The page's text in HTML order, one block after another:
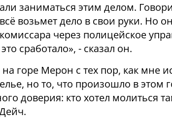
заниматься этим делом.
возьмет дело в свои руки. Но
через полицейское
сработало», - сказал он.
горе Мерон с тех пор, как мне
но то, что произошло в этом
доверия: кто хотел молиться